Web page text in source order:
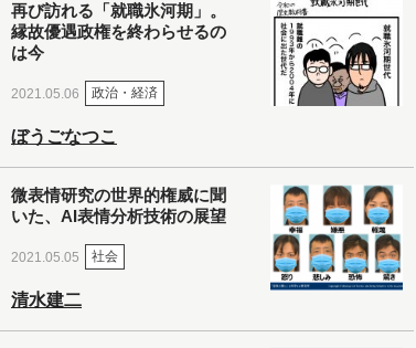
再び訪れる「就職氷河期」。
縁故優遇政権を終わらせるの
は今
2021.05.06 政治・経済
ぼうごなつこ
微表情研究の世界的権威に聞
いた、AI表情分析技術の展望
2021.05.05 社会
清水建二